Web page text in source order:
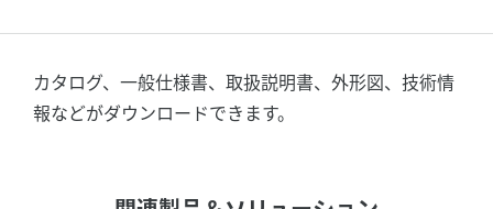
カタログ、一般仕様書、取扱説明書、外形図、技術情
報などがダウンロードできます。